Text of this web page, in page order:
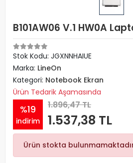
B101AW06 V.1 HW0A
Stok Kodu: JGXNNHAIUE
Marka: LineOn
Kategori: Notebook Ekran
Ürün Tedarik Aşamasında
%19
indirim
1.896,47 TL
1.537,38 TL
Ürün stokta